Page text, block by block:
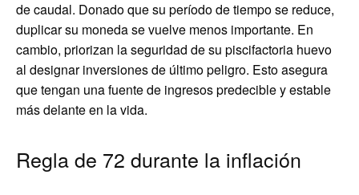
de caudal. Donado que su período de tiempo se reduce,
duplicar su moneda se vuelve menos importante. En
cambio, priorizan la seguridad de su piscifactoria huevo
al designar inversiones de último peligro. Esto asegura
que tengan una fuente de ingresos predecible y estable
más delante en la vida.
Regla de 72 durante la inflación